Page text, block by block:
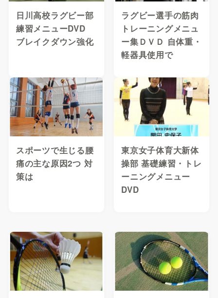
日川高校ラグビー部
練習メニューDVD
ブレイクダウン強化
ラグビー選手の筋肉
トレーニングメニュ
ー集ＤＶＤ 自体重・
軽器具使用で
スポーツで生じる腰
痛の主な原因2つ 対
策は
東京女子体育大新体
操部 基礎練習・トレ
ーニングメニュー
DVD